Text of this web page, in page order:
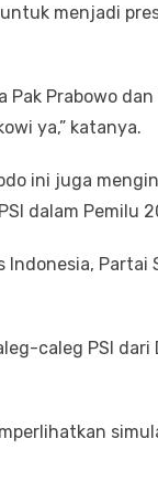
menjadi
Pak Prabowo
ya,” katanya.
ini juga
dalam Pemilu
Partai
caleg PSI